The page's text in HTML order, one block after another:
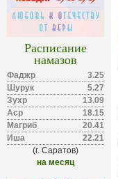
Расписание
намазов
Фаджр
3.25
Шурук
5.27
Зухр
13.09
Аср
18.15
Магриб
20.41
Иша
22.21
(г. Саратов)
на месяц